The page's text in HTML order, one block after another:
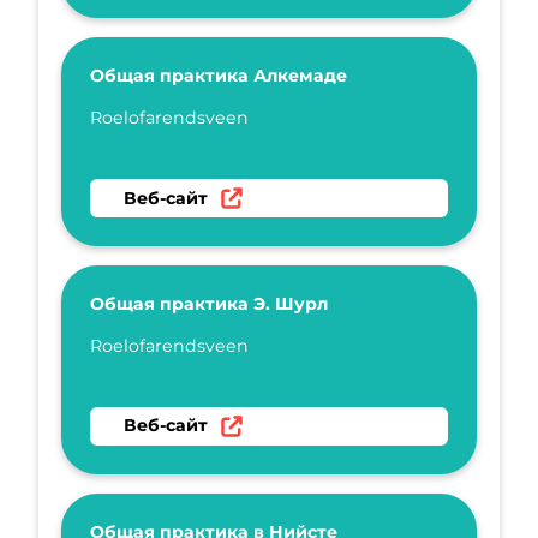
Общая практика Алкемаде
Укажите имя
Roelofarendsveen
Перейти на веб-сайт Общая практика
Веб-сайт
Общая практика Э. Шурл
Укажите имя
Roelofarendsveen
Перейти на веб-сайт Общая практика Э.
Веб-сайт
Общая практика в Нийсте